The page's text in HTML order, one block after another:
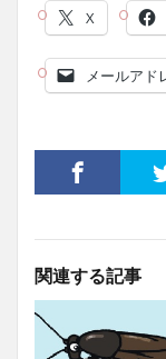
X
メールアド
関連する記事